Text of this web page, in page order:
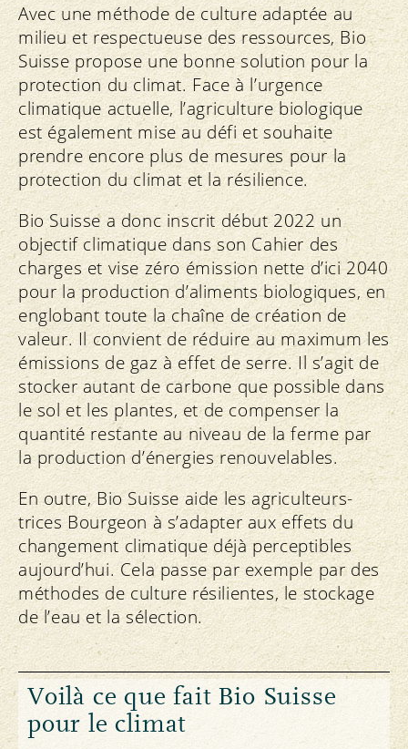
Avec une méthode de culture adaptée au
milieu et respectueuse des ressources, Bio
Suisse propose une bonne solution pour la
protection du climat. Face à l’urgence
climatique actuelle, l’agriculture biologique
est également mise au défi et souhaite
prendre encore plus de mesures pour la
protection du climat et la résilience.
Bio Suisse a donc inscrit début 2022 un
objectif climatique dans son Cahier des
charges et vise zéro émission nette d’ici 2040
pour la production d’aliments biologiques, en
englobant toute la chaîne de création de
valeur. Il convient de réduire au maximum les
émissions de gaz à effet de serre. Il s’agit de
stocker autant de carbone que possible dans
le sol et les plantes, et de compenser la
quantité restante au niveau de la ferme par
la production d’énergies renouvelables.
En outre, Bio Suisse aide les agriculteurs-
trices Bourgeon à s’adapter aux effets du
changement climatique déjà perceptibles
aujourd’hui. Cela passe par exemple par des
méthodes de culture résilientes, le stockage
de l’eau et la sélection.
Voilà ce que fait Bio Suisse
pour le climat